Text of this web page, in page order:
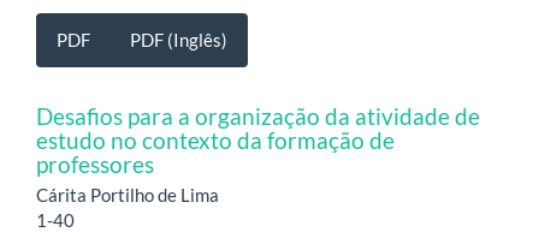
PDF PDF (Inglês)
Desafios para a organização da atividade de
estudo no contexto da formação de
professores
Cárita Portilho de Lima
1-40